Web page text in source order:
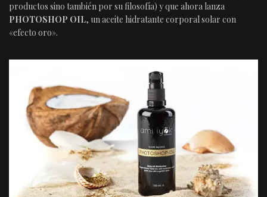
productos sino también por su filosofía) y que ahora lanza
PHOTOSHOP OIL, un aceite hidratante corporal solar con
«efecto oro».